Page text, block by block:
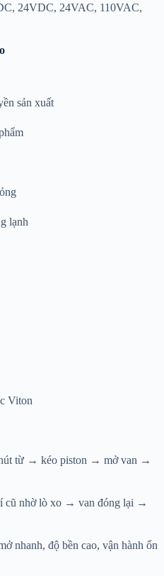
24VDC, 24VAC, 110VAC,
sản xuất
lạnh
Viton
từ → kéo piston → mở van →
cũ nhờ lò xo → van đóng lại →
nhanh, độ bền cao, vận hành ổn